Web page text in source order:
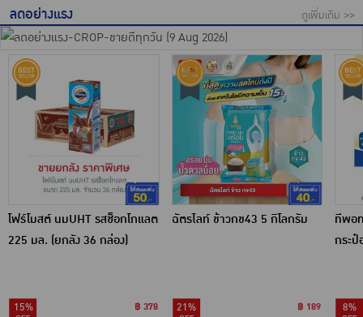
ลดอย่างแรง ดูเพิ่มเติม >>
โฟร์โมสต์ นมUHT รสช็อกโกแลต
225 มล. (ยกลัง 36 กล่อง)
15%
฿ 378
ฉัตรไลท์ ข้าวกข43 5 กิโลกรัม
21%
฿ 189
ทีพอ
กระ
8%